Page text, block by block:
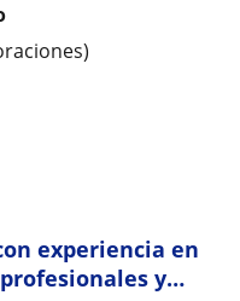
experiencia en
y